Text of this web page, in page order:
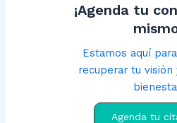
¡Agenda tu
Estamos aquí
recuperar tu visión
Agenda tu